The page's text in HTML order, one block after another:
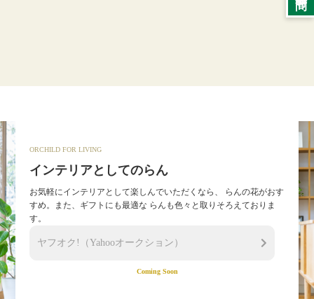
ORCHILD FOR LIVING
インテリアとしてのらん
お気軽にインテリアとして楽しんでいただくなら、
らんの花がおす
すめ。また、ギフトにも最適な らんも色々と取りそろえておりま
す。
ヤフオク!（Yahooオークション）
Coming Soon